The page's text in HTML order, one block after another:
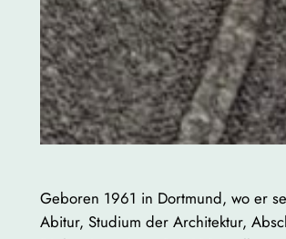
Geboren 1961 in Dortmund, wo er
Abitur, Studium der Architektur,